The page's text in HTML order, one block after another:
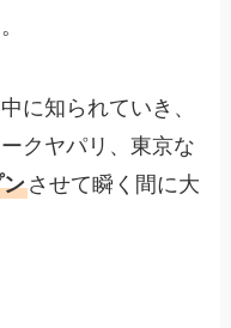
に知られていき、
クヤパリ、東京な
させて瞬く間に大